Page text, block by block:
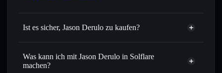
Ist es sicher, Jason Derulo zu kaufen?
Jason Derulo verifizierter Token
Was kann ich mit Jason Derulo in Solflare
machen?